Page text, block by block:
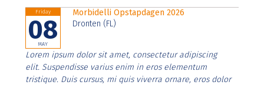
Friday
08
MAY
Morbidelli Opstapdagen 2026
Dronten (FL)
Lorem ipsum dolor sit amet, consectetur adipiscing
elit. Suspendisse varius enim in eros elementum
tristique. Duis cursus, mi quis viverra ornare, eros dolor